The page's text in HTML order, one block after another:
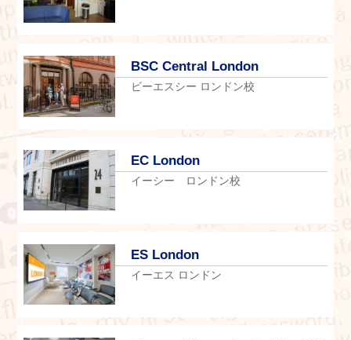
BSC Central London
ビーエスシー ロンドン校
EC London
イーシー ロンドン校
ES London
イーエス ロンドン